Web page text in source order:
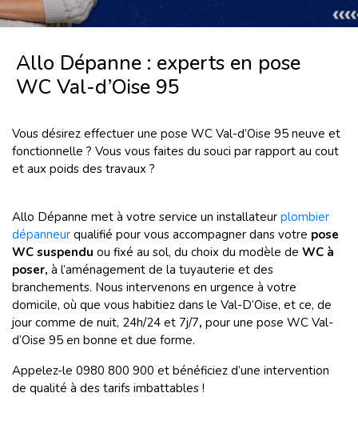
Allo Dépanne : experts en pose
WC Val-d’Oise 95
Vous désirez effectuer une pose WC Val-d’Oise 95 neuve et
fonctionnelle ? Vous vous faites du souci par rapport au cout
et aux poids des travaux ?
Allo Dépanne met à votre service un installateur plombier
dépanneur qualifié pour vous accompagner dans votre pose
WC suspendu ou fixé au sol, du choix du modèle de WC à
poser, à l’aménagement de la tuyauterie et des
branchements. Nous intervenons en urgence à votre
domicile, où que vous habitiez dans le Val-D’Oise, et ce, de
jour comme de nuit, 24h/24 et 7j/7, pour une pose WC Val-
d’Oise 95 en bonne et due forme.
Appelez-le 0980 800 900 et bénéficiez d’une intervention
de qualité à des tarifs imbattables !